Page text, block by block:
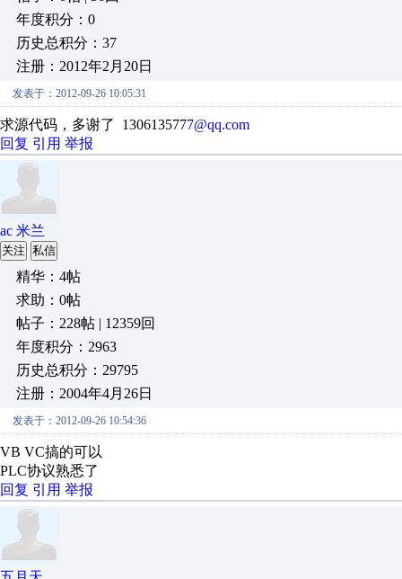
年度积分：0
历史总积分：37
注册：2012年2月20日
发表于：2012-09-26 10:05:31
求源代码，多谢了 1306135777@qq.com
回复 引用 举报
ac 米兰
关注 私信
精华：4帖
求助：0帖
帖子：228帖 | 12359回
年度积分：2963
历史总积分：29795
注册：2004年4月26日
发表于：2012-09-26 10:54:36
VB VC搞的可以
PLC协议熟悉了
回复 引用 举报